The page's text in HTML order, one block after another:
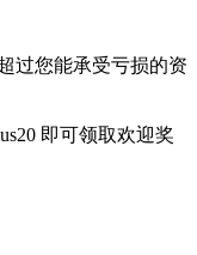
过您能承受亏损的资
即可领取欢迎奖